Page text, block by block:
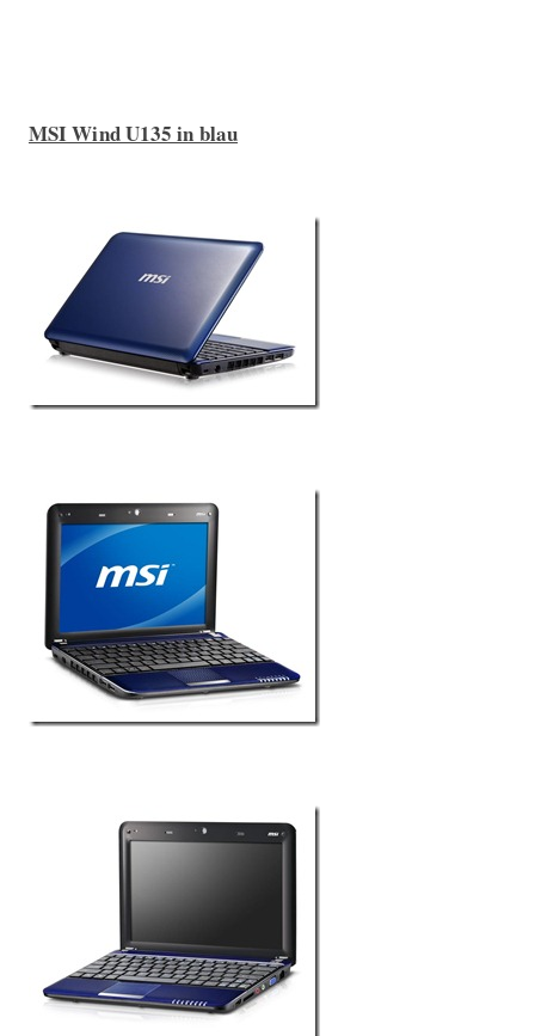
MSI Wind U135 in blau